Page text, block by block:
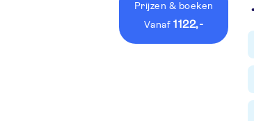
Prijzen & boeken
vanaf 1122,-